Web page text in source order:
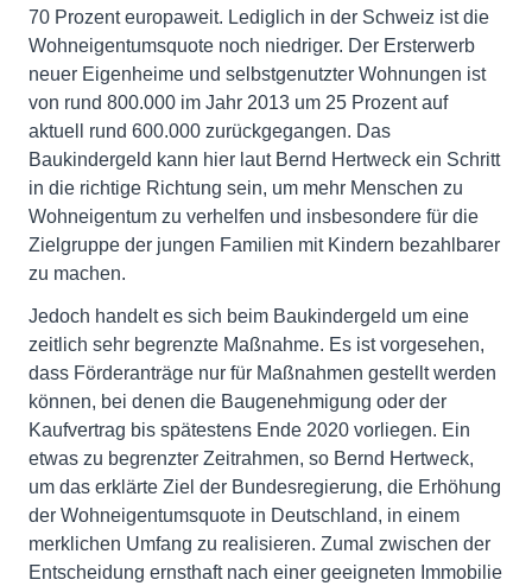
70 Prozent europaweit. Lediglich in der Schweiz ist die
Wohneigentumsquote noch niedriger. Der Ersterwerb
neuer Eigenheime und selbstgenutzter Wohnungen ist
von rund 800.000 im Jahr 2013 um 25 Prozent auf
aktuell rund 600.000 zurückgegangen. Das
Baukindergeld kann hier laut Bernd Hertweck ein Schritt
in die richtige Richtung sein, um mehr Menschen zu
Wohneigentum zu verhelfen und insbesondere für die
Zielgruppe der jungen Familien mit Kindern bezahlbarer
zu machen.
Jedoch handelt es sich beim Baukindergeld um eine
zeitlich sehr begrenzte Maßnahme. Es ist vorgesehen,
dass Förderanträge nur für Maßnahmen gestellt werden
können, bei denen die Baugenehmigung oder der
Kaufvertrag bis spätestens Ende 2020 vorliegen. Ein
etwas zu begrenzter Zeitrahmen, so Bernd Hertweck,
um das erklärte Ziel der Bundesregierung, die Erhöhung
der Wohneigentumsquote in Deutschland, in einem
merklichen Umfang zu realisieren. Zumal zwischen der
Entscheidung ernsthaft nach einer geeigneten Immobilie